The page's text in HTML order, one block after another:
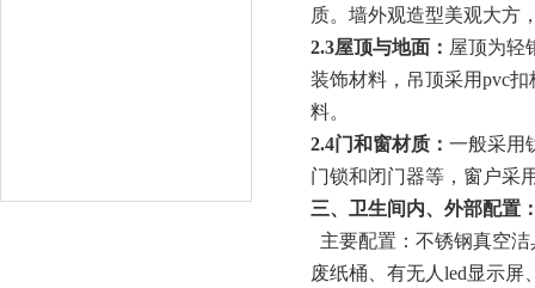
质。墙外观造型美观大方
2.3屋顶与地面： 屋顶为轻
装饰材料，吊顶采用pvc扣
料。
2.4门和窗材质： 一般采用
门锁和闭门器等，窗户采
三、卫生间内、外部配置
主要配置：不锈钢真空
废纸桶、有无人 led显示屏